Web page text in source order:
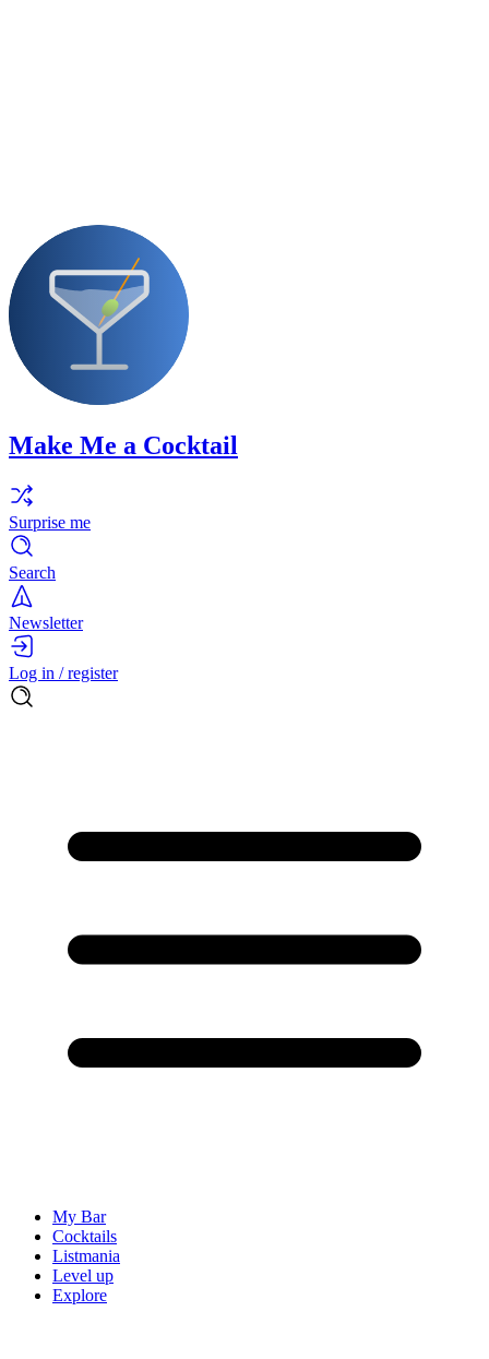
Make Me a Cocktail
Surprise me
Search
Newsletter
Log in / register
My Bar
Cocktails
Listmania
Level up
Explore